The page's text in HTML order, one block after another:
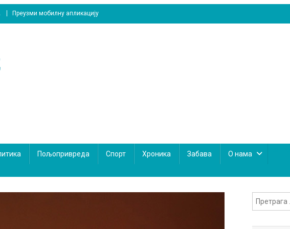
Преузми мобилну апликацију
Пољопривреда Спорт Хроника Забава О нама